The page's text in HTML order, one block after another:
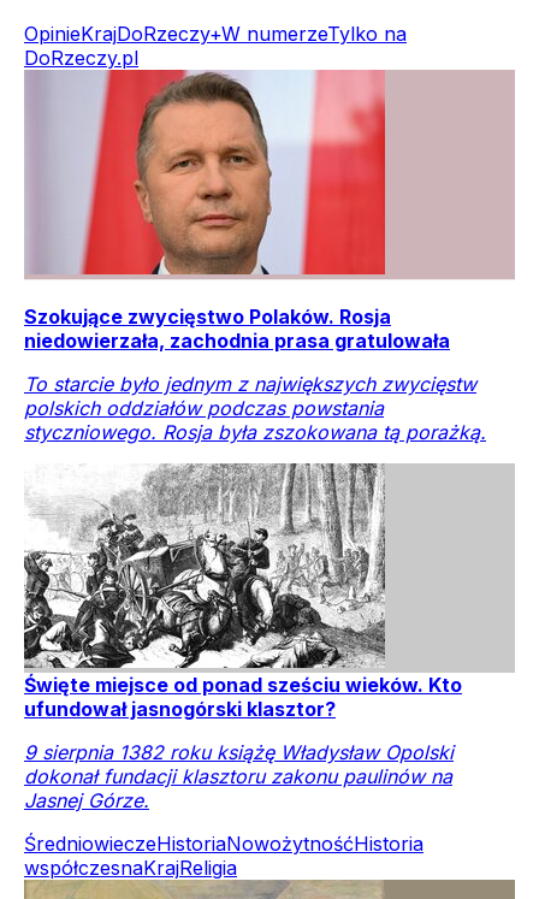
OpinieKrajDoRzeczy+W numerzeTylko na
DoRzeczy.pl
Szokujące zwycięstwo Polaków. Rosja
niedowierzała, zachodnia prasa gratulowała
To starcie było jednym z największych zwycięstw
polskich oddziałów podczas powstania
styczniowego. Rosja była zszokowana tą porażką.
Święte miejsce od ponad sześciu wieków. Kto
ufundował jasnogórski klasztor?
9 sierpnia 1382 roku książę Władysław Opolski
dokonał fundacji klasztoru zakonu paulinów na
Jasnej Górze.
ŚredniowieczeHistoriaNowożytnośćHistoria
współczesnaKrajReligia